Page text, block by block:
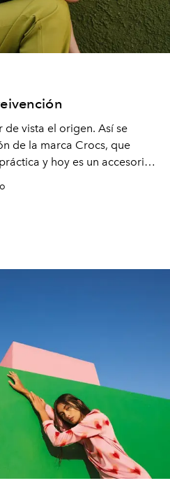
de vista el origen. Así se
de la marca Crocs, que
y hoy es un accesorio